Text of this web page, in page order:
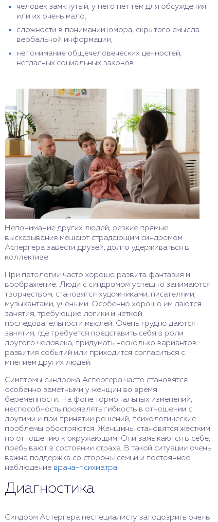
человек замкнутый, у него нет тем для обсуждения
или их очень мало;
сложности в понимании юмора, скрытого смысла
вербальной информации;
непонимание общечеловеческих ценностей,
негласных социальных законов.
Непонимание других людей, резкие прямые
высказывания мешают страдающим синдромом
Аспергера завести друзей, долго удерживаться в
коллективе.
При патологии часто хорошо развита фантазия и
воображение. Люди с синдромом успешно занимаются
творчеством, становятся художниками, писателями,
музыкантами, учеными. Особенно хорошо им даются
занятия, требующие логики и четкой
последовательности мыслей. Очень трудно даются
занятия, где требуется представить себя в роли
другого человека, придумать несколько вариантов
развития событий или приходится согласиться с
мнением других людей.
Симптомы синдрома Аспергера часто становятся
особенно заметными у женщин во время
беременности. На фоне гормональных изменений,
неспособность проявлять гибкость в отношении с
другими и при принятии решений, психологические
проблемы обостряются. Женщины становятся жестким
по отношению к окружающим. Они замыкаются в себе,
пребывают в состоянии страха. В такой ситуации очень
важна поддержка со стороны семьи и постоянное
наблюдение врача-психиатра.
Диагностика
Синдром Аспергера неспециалисту заподозрить очень